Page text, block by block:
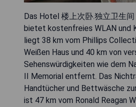
Das Hotel 楼上次卧.独立卫生间
bietet kostenfreies WLAN und
liegt 38 km vom Phillips
Weißen Haus und 40 km von
Sehenswürdigkeiten wie dem
II Memorial entfernt. Das
Handtücher und Bettwäsche
ist 47 km vom Ronald Reagan